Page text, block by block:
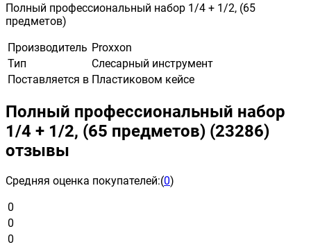
Полный профессиональный набор 1/4 + 1/2, (65
предметов)
Производитель Proxxon
Тип
Слесарный инструмент
Поставляется в Пластиковом кейсе
Полный профессиональный набор
1/4 + 1/2, (65 предметов) (23286)
отзывы
Средняя оценка покупателей:(0)
0
0
0